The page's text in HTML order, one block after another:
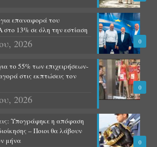
0
επαναφορά του
13% σε όλη την εστίαση
2026
0
το 55% των επιχειρήσεων-
στις εκπτώσεις τον
2026
0
Υπογράφηκε η απόφαση
– Ποιοι θα λάβουν
μήνα